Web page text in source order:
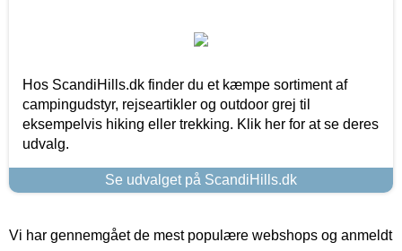
Hos ScandiHills.dk finder du et kæmpe sortiment af
campingudstyr, rejseartikler og outdoor grej til
eksempelvis hiking eller trekking. Klik her for at se deres
udvalg.
Se udvalget på ScandiHills.dk
Vi har gennemgået de mest populære webshops og anmeldt